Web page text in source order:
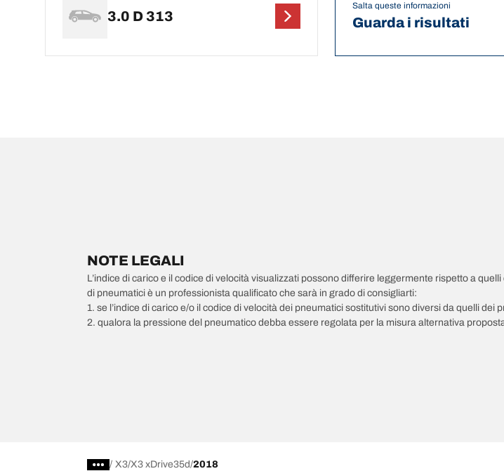
3.0 D 313
Salta queste informazioni
Guarda i risultati
NOTE LEGALI
L’indice di carico e il codice di velocità visualizzati possono differire leggermente rispetto a
di pneumatici è un professionista qualificato che sarà in grado di consigliarti:
1. se l’indice di carico e/o il codice di velocità dei pneumatici sostitutivi sono diversi da quelli dei
2. qualora la pressione del pneumatico debba essere regolata per la misura alternativa
/ X3 X3 xDrive35d 2018